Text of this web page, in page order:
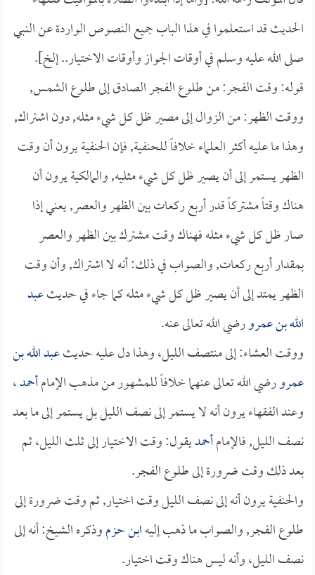
الحديث قد استعلموا في هذا الباب جميع النصوص الواردة عن النبي
صلى الله عليه وسلم في أوقات الجواز وأوقات الاختيار.. إلخ].
قوله: وقت الفجر: من طلوع الفجر الصادق إلى طلوع الشمس,
ووقت الظهر: من الزوال إلى مصير ظل كل شيء مثله, دون اشتراك,
وهذا ما عليه أكثر العلماء خلافاً للحنفية, فإن الحنفية يرون أن وقت
الظهر يستمر إلى أن يصير ظل كل شيء مثليه, والمالكية يرون أن
هناك وقتاً مشتركاً قدر أربع ركعات بين الظهر والعصر, يعني إذا
صار ظل كل شيء مثله فهناك وقت مشترك بين الظهر والعصر
بمقدار أربع ركعات, والصواب في ذلك: أنه لا اشتراك, وأن وقت
الظهر يمتد إلى أن يصير ظل كل شيء مثله كما جاء في حديثعبد
الله بن عمرورضي الله تعالى عنه.
ووقت العشاء: إلى منتصف الليل، وهذا دل عليه حديثعبد الله بن
عمرورضي الله تعالى عنهما خلافاً للمشهور من مذهب الإمامأحمد،
وعند الفقهاء يرون أنه لا يستمر إلى نصف الليل بل يستمر إلى ما بعد
نصف الليل, فالإمامأحمديقول: وقت الاختيار إلى ثلث الليل، ثم
بعد ذلك وقت ضرورة إلى طلوع الفجر.
والحنفية يرون أنه إلى نصف الليل وقت اختيار, ثم وقت ضرورة إلى
طلوع الفجر, والصواب ما ذهب إليهابن حزموذكره الشيخ: أنه إلى
نصف الليل، وأنه ليس هناك وقت اختيار.